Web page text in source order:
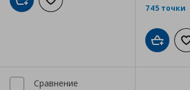
Добави в кошницата
Добави към списъка с любими
745 точки
Добави
Сравнение